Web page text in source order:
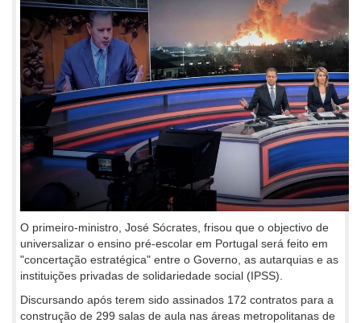
O primeiro-ministro, José Sócrates, frisou que o objectivo de
universalizar o ensino pré-escolar em Portugal será feito em
"concertação estratégica" entre o Governo, as autarquias e as
instituições privadas de solidariedade social (IPSS).
Discursando após terem sido assinados 172 contratos para a
construção de 299 salas de aula nas áreas metropolitanas de